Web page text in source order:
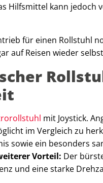
Hilfsmittel kann jedoch
für einen Rollstuhl
auf Reisen wieder
mit Joystick.
im Vergleich zu
sowie ein besonders
Vorteil: Der
und eine starke